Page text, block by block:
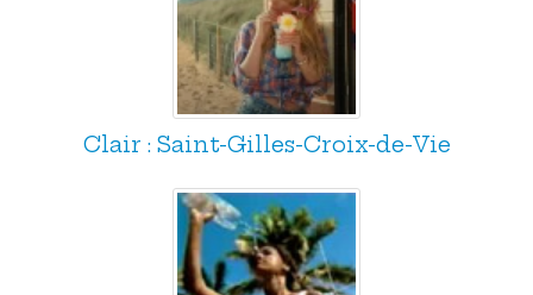
Clair : Saint-Gilles-Croix-de-Vie